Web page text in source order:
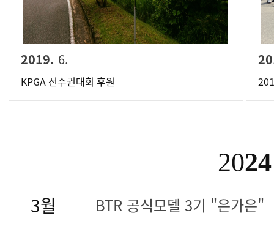
2019. 6.
KPGA 선수권대회 후원
2024
3월 BTR 공식모델 3기 "은가은"